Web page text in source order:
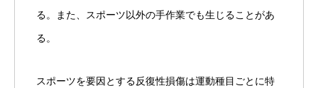
る。また、スポーツ以外の手作業でも生じることがあ
る。
スポーツを要因とする反復性損傷は運動種目ごとに特